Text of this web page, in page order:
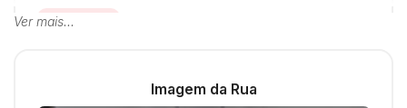
Acabamento
Ver mais...
Imagem da Rua